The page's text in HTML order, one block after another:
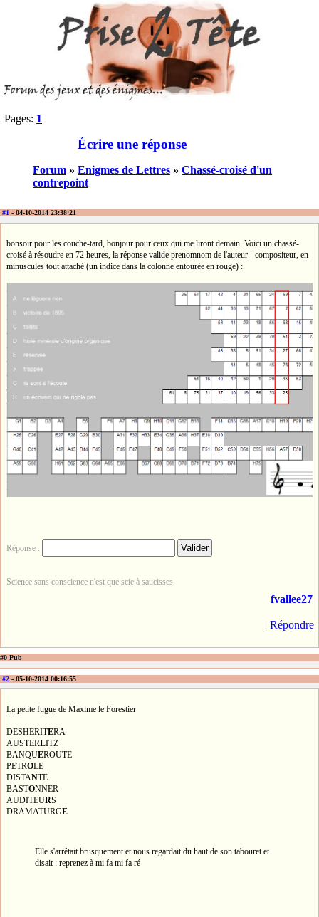
Pages: 1
Écrire une réponse
Forum » Enigmes de Lettres » Chassé-croisé d'un
contrepoint
#1 - 04-10-2014 23:38:21
bonsoir pour les couche-tard, bonjour pour ceux qui me liront demain. Voici un chassé-
croisé à résoudre en 72 heures, la réponse valide prenomnom de l'auteur - compositeur, en
minuscules tout attaché (un indice dans la colonne entourée en rouge) :
Réponse :
Science sans conscience n'est que scie à saucisses
fvallee27
| Répondre
#0 Pub
#2 - 05-10-2014 00:16:55
La petite fugue de Maxime le Forestier
DESHERITERA
AUSTERLITZ
BANQUEROUTE
PETROLE
DISTANTE
BASTONNER
AUDITEURS
DRAMATURGE
Elle s'arrêtait brusquement et nous regardait du haut de son tabouret et
disait : reprenez à mi fa mi fa ré